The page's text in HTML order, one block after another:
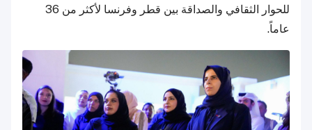
للحوار الثقافي والصداقة بين قطر وفرنسا لأكثر من 36
عاماً.